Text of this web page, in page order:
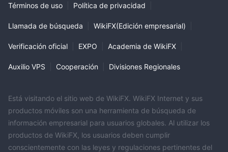
Términos de uso Política de privacidad
Llamada de búsqueda WikiFX(Edición empresarial)
Verificación oficial EXPO Academia de WikiFX
Auxilio VPS Cooperación Divisiones Regionales
Está visitando el sitio web de WikiFX. WikiFX Internet y sus
productos móviles son una herramienta de búsqueda de
información empresarial para usuarios globales. Al utilizar los
productos de WikiFX, los usuarios deben cumplir
conscientemente con las leyes y regulaciones pertinentes del